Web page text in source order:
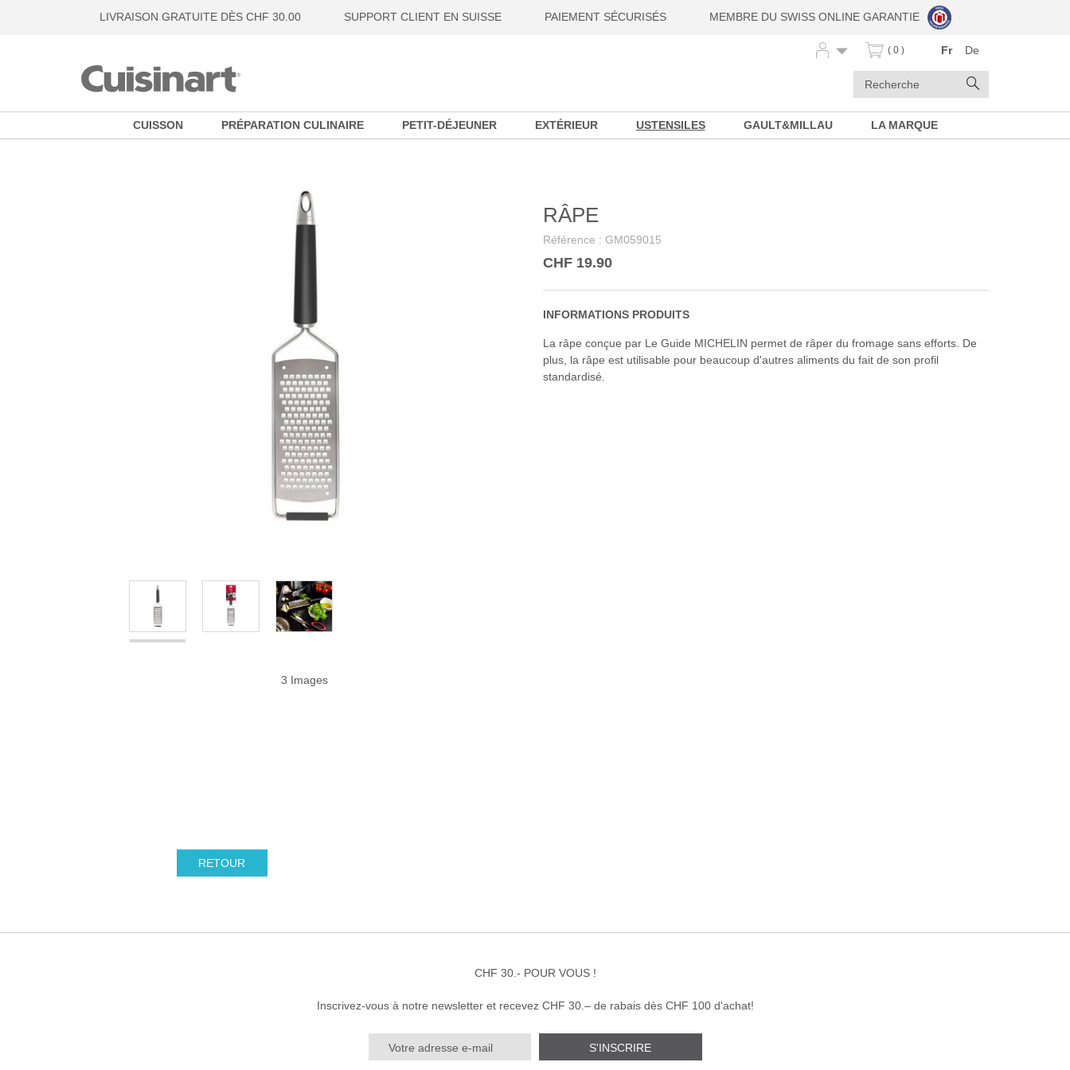
LIVRAISON GRATUITE DÈS CHF 30.00 SUPPORT CLIENT EN SUISSE PAIEMENT SÉCURISÉS MEMBRE DU SWISS ONLINE GARANTIE
Mots
( 0 ) Fr De
CUISSON PRÉPARATION CULINAIRE PETIT-DÉJEUNER EXTÉRIEUR USTENSILES GAULT&MILLAU LA MARQUE
3 Images
RÂPE
Référence : GM059015
CHF 19.90
INFORMATIONS PRODUITS
La râpe conçue par Le Guide MICHELIN permet de râper du fromage sans efforts. De
plus, la râpe est utilisable pour beaucoup d'autres aliments du fait de son profil
standardisé.
RETOUR
CHF 30.- POUR VOUS !
Inscrivez-vous à notre newsletter et recevez CHF 30.– de rabais dès CHF 100 d'achat!
S'INSCRIRE